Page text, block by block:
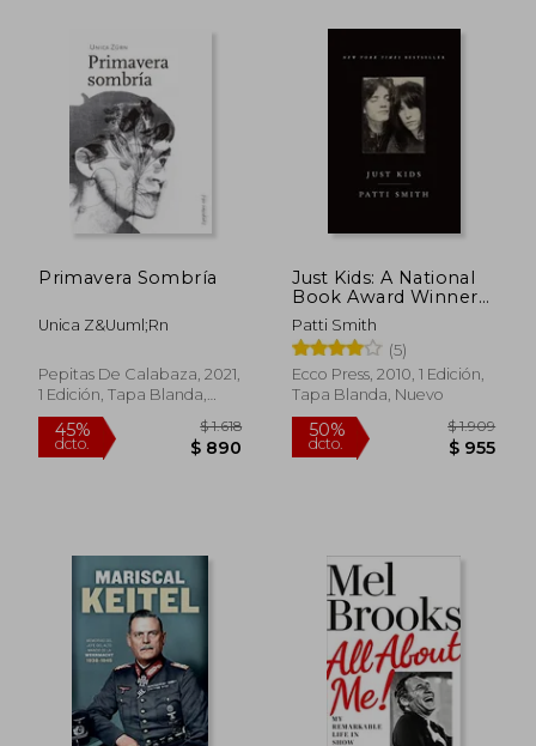
50%
dcto.
40%
dcto.
Primavera Sombría
Unica Z&Uuml;Rn
Pepitas De Calabaza, 2021,
1 Edición, Tapa Blanda,
Nuevo
Just Kids: A National
Book Award Winner
(en Inglés)
Patti Smith
(5)
Ecco Press, 2010, 1 Edición,
Tapa Blanda, Nuevo